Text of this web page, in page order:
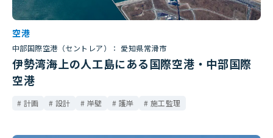
空港
中部国際空港（セントレア）： 愛知県常滑市
伊勢湾海上の人工島にある国際空港・中部国際
空港
計画 設計 岸壁 護岸 施工監理